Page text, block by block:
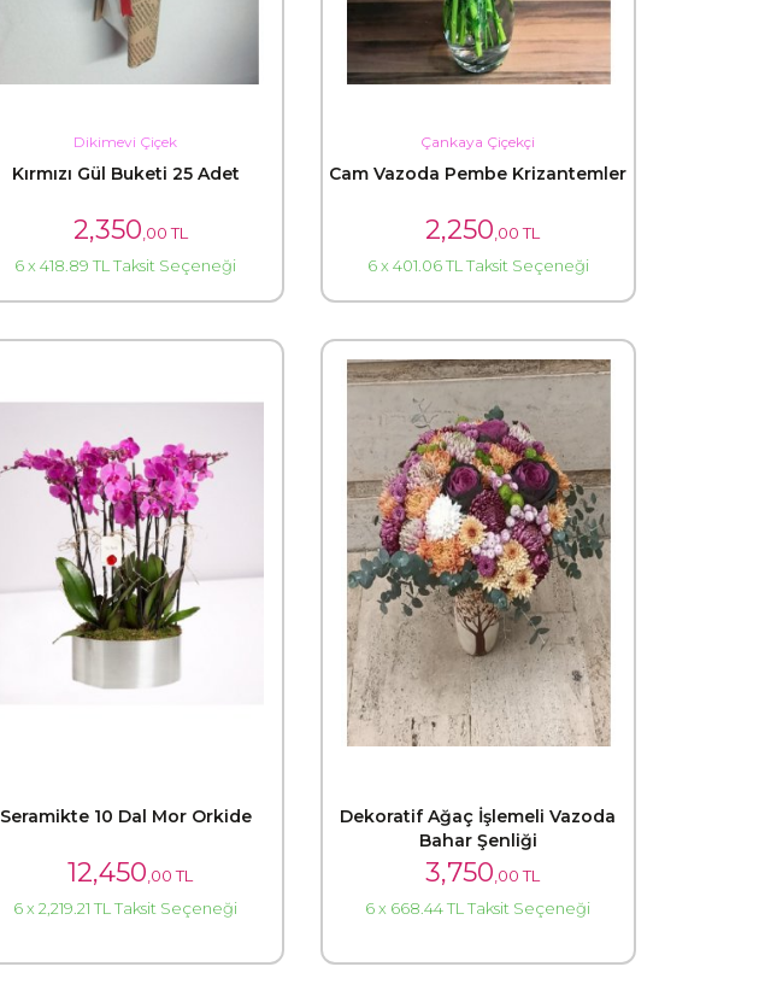
Dikimevi Çiçek
Kırmızı Gül Buketi 25 Adet
2,350 ,00 TL
6 x 418.89 TL Taksit Seçeneği
Çankaya Çiçekçi
Cam Vazoda Pembe Krizantemler
2,250 ,00 TL
6 x 401.06 TL Taksit Seçeneği
Seramikte 10 Dal Mor Orkide
12,450 ,00 TL
6 x 2,219.21 TL Taksit Seçeneği
Dekoratif Ağaç İşlemeli Vazoda
Bahar Şenliği
3,750 ,00 TL
6 x 668.44 TL Taksit Seçeneği